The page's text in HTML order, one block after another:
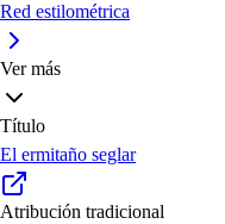
Red estilométrica
Ver más
Título
El ermitaño seglar
Atribución tradicional